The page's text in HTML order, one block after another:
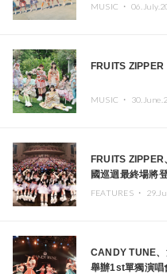
MUSIC ・
FRUITS
MUSIC ・
FRUITS
國巡迴最終場將
FEATURES ・
CANDY TUNE
舉辦1st單獨演唱